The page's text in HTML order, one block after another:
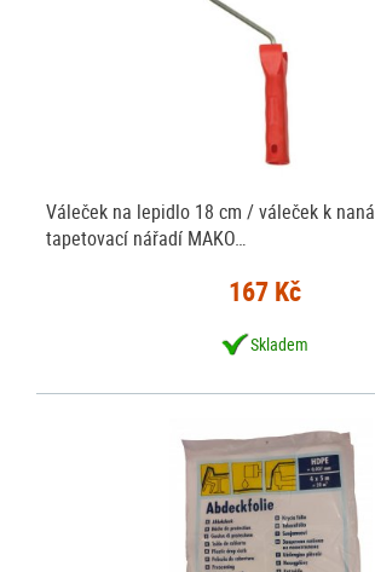
Váleček na lepidlo 18 cm / váleček k
tapetovací nářadí MAKO…
167 Kč
Skladem